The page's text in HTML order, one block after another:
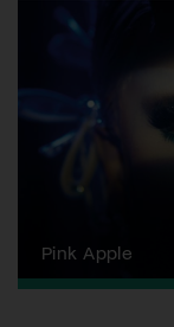
Zurich Film
Pink Apple
Locarno Film
Human Rights
Yesh! Neues
Neuchâtel
Visions du Réel
Berlinale
Solothurner
Geneva